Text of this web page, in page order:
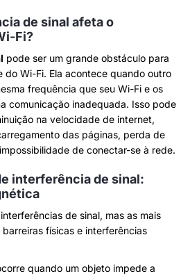
de sinal afeta o
Fi?
pode ser um grande obstáculo para
do Wi-Fi. Ela acontece quando outro
frequência que seu Wi-Fi e os
comunicação inadequada. Isso pode
na velocidade de internet,
das páginas, perda de
de conectar-se à rede.
interferência de sinal:
de sinal, mas as mais
físicas e interferências
quando um objeto impede a